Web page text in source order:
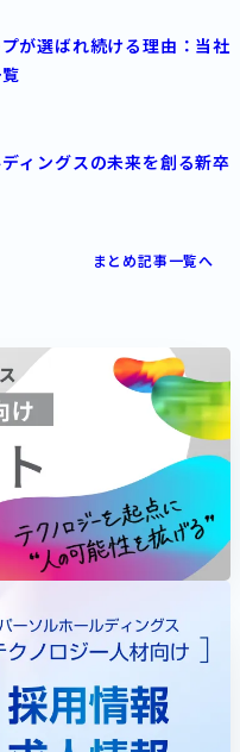
が選ばれ続ける理由：当社
ィングスの未来を創る新卒
まとめ記事一覧へ